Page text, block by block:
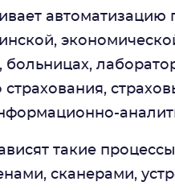
автоматизацию
такие
сканерами,